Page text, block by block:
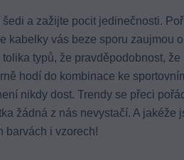
a zažijte pocit jedinečnosti.
kabelky vás beze sporu zaujmou
tolika typů, že pravděpodobnost,
hodí do kombinace ke
nikdy dost. Trendy se přeci
žádná z nás nevystačí. A
barvách i vzorech!